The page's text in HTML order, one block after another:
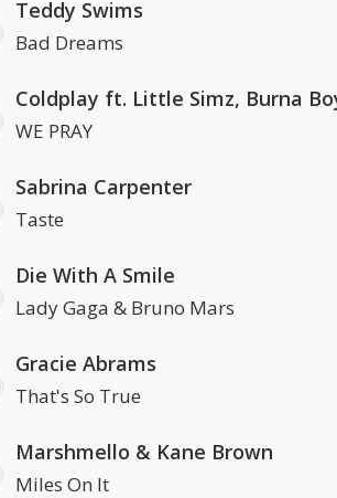
Teddy Swims
Bad Dreams
WE PRAY
Sabrina Carpenter
Taste
Die With A Smile
Lady Gaga & Bruno Mars
Gracie Abrams
That's So True
Marshmello & Kane Brown
Miles On It